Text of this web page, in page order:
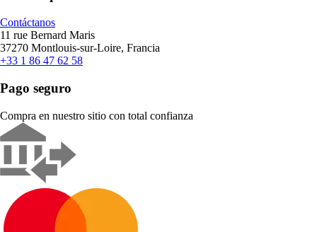
Contáctanos
11 rue Bernard Maris
37270 Montlouis-sur-Loire, Francia
+33 1 86 47 62 58
Pago seguro
Compra en nuestro sitio con total confianza